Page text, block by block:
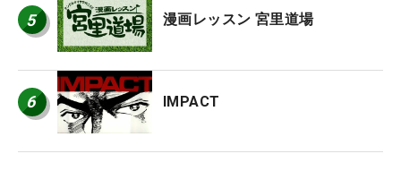
5 漫画レッスン 宮里道場
6 IMPACT